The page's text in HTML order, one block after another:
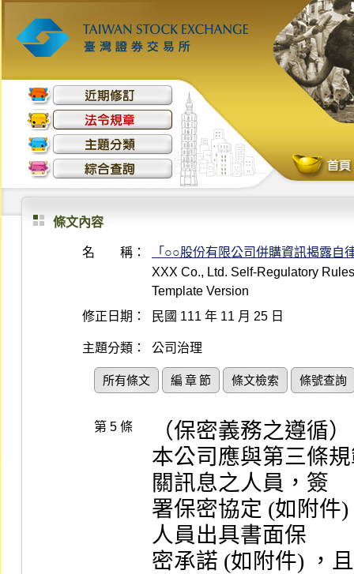
條文內容
名 稱：
「○○股份有限公司併購資訊揭露自
XXX Co., Ltd. Self-Regulatory
Template Version
修正日期：
民國 111 年 11 月 25 日
主題分類： 公司治理
所有條文 編 章 節 條文檢索 條號查詢
第 5 條
（保密義務之遵循）
本公司應與第三條
關訊息之人員，簽
署保密協定 (如附件
人員出具書面保
密承諾 (如附件) ，